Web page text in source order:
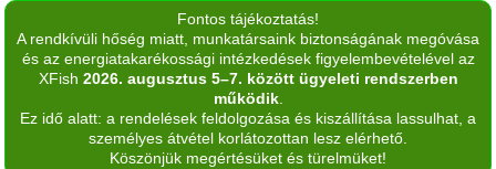
Fontos tájékoztatás!
A rendkívüli hőség miatt, munkatársaink biztonságának megóvása
és az energiatakarékossági intézkedések figyelembevételével az
XFish 2026. augusztus 5–7. között ügyeleti rendszerben
működik.
Ez idő alatt: a rendelések feldolgozása és kiszállítása lassulhat, a
személyes átvétel korlátozottan lesz elérhető.
Köszönjük megértésüket és türelmüket!